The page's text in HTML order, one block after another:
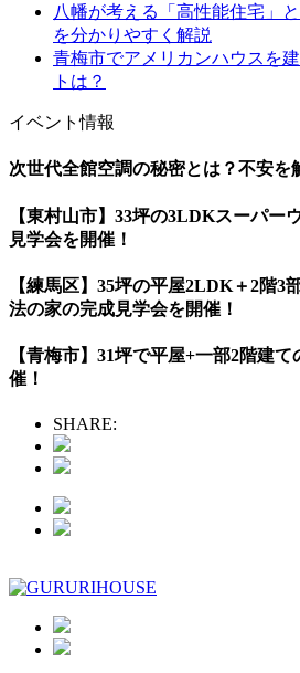
八幡が考える「高性能住宅」
を分かりやすく解説
青梅市でアメリカンハウスを
トは？
イベント情報
次世代全館空調の秘密とは？不安を
【東村山市】33坪の3LDKスーパー
見学会を開催！
【練馬区】35坪の平屋2LDK＋2階3
法の家の完成見学会を開催！
【青梅市】31坪で平屋+一部2階建
催！
SHARE: